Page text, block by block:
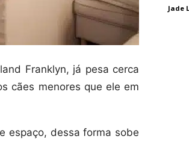
Franklyn, já pesa cerca
cães menores que ele em
espaço, dessa forma sobe
Jade